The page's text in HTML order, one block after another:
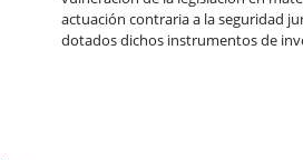
actuación contraria a la seguridad
dotados dichos instrumentos de